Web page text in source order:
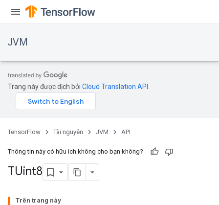
JVM
Trang này được dịch bởi Cloud Translation API
TensorFlow Tài nguyên JVM API
Thông tin này có hữu ích không cho bạn không?
TUint8
Trên trang này